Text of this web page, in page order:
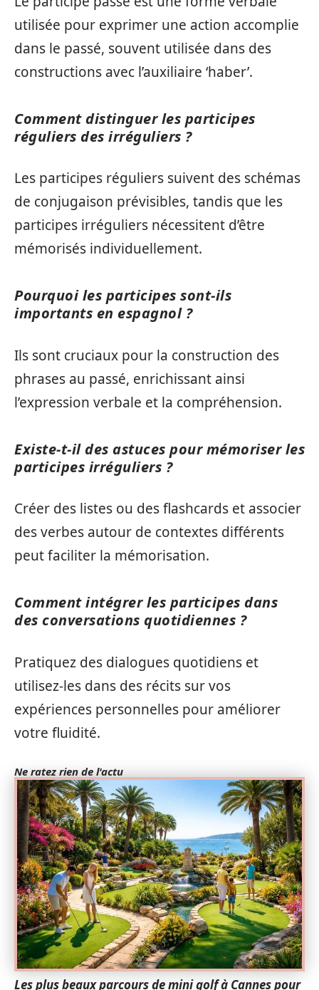
utilisée pour exprimer une action accomplie
dans le passé, souvent utilisée dans des
constructions avec l’auxiliaire ‘haber’.
Comment distinguer les participes
réguliers des irréguliers ?
Les participes réguliers suivent des schémas
de conjugaison prévisibles, tandis que les
participes irréguliers nécessitent d’être
mémorisés individuellement.
Pourquoi les participes sont-ils
importants en espagnol ?
Ils sont cruciaux pour la construction des
phrases au passé, enrichissant ainsi
l’expression verbale et la compréhension.
Existe-t-il des astuces pour mémoriser les
participes irréguliers ?
Créer des listes ou des flashcards et associer
des verbes autour de contextes différents
peut faciliter la mémorisation.
Comment intégrer les participes dans
des conversations quotidiennes ?
Pratiquez des dialogues quotidiens et
utilisez-les dans des récits sur vos
expériences personnelles pour améliorer
votre fluidité.
Ne ratez rien de l'actu
Les plus beaux parcours de mini golf à Cannes pour